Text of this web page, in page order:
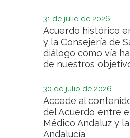
31 de julio de 2026
Acuerdo histórico
y la Consejería de
diálogo como vía
de nuestros
30 de julio de 2026
Accede al
del Acuerdo entre
Médico Andaluz y
Andalucía